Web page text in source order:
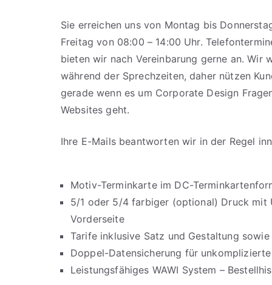
Sie erreichen uns von Montag bis
Freitag von 08:00 – 14:00 Uhr.
bieten wir nach Vereinbarung gerne an. Wir
während der Sprechzeiten, daher nützen
gerade wenn es um Corporate Design
Websites geht.
Ihre E-Mails beantworten wir in der Regel
Motiv-Terminkarte im DC-
5/1 oder 5/4 farbiger (optional) Druck mit
Vorderseite
Tarife inklusive Satz und Gestaltung
Doppel-Datensicherung für
Leistungsfähiges WAWI System –